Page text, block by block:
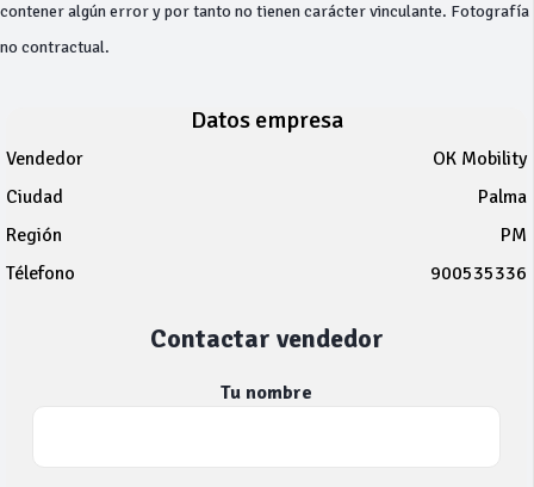
contener algún error y por tanto no tienen carácter vinculante. Fotografía
no contractual.
Datos empresa
Vendedor
OK Mobility
Ciudad
Palma
Región
PM
Télefono
900535336
Contactar vendedor
Tu nombre